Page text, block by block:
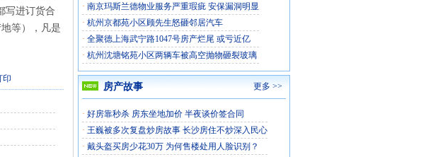
写进订货合
等），凡是
印
· 南京玛斯兰德物业服务严重瑕疵 安保漏洞明显
· 杭州京都苑小区顾先生怒砸邻居汽车
· 全聚德上海武宁路1047号房产烂尾 或亏近亿
· 杭州沈塘铭苑小区两辆车被高空抛物砸裂玻璃
房产故事 更多 >>
· 好房靠秒杀 房东坐地加价 半夜谈价签合同
· 王巍被多次复盘炒房故事 长沙房住不炒深入民心
· 戴头盔买房少花30万 为何售楼处用人脸识别？